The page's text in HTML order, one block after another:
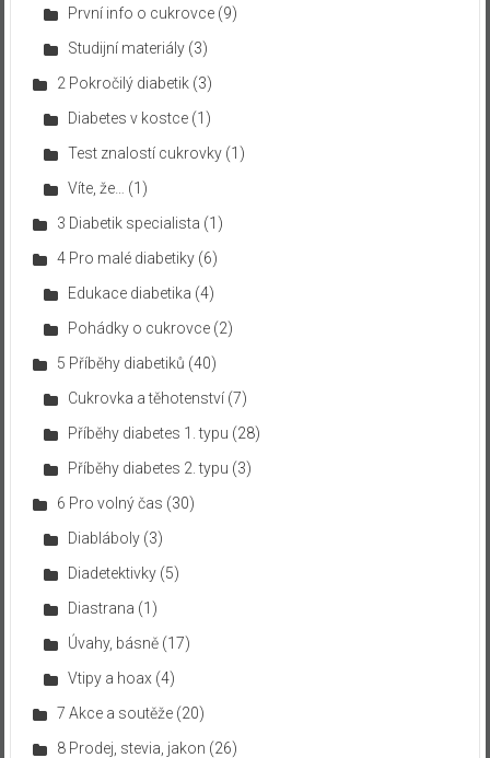
První info o cukrovce(9)
Studijní materiály(3)
2 Pokročilý diabetik(3)
Diabetes v kostce(1)
Test znalostí cukrovky(1)
Víte, že…
(1)
3 Diabetik specialista (1)
4 Pro malé diabetiky(6)
Edukace diabetika (4)
Pohádky o cukrovce(2)
5 Příběhy diabetiků (40)
Cukrovka a těhotenství(7)
Příběhy diabetes 1. typu (28)
Příběhy diabetes 2. typu (3)
6 Pro volný čas (30)
Diabláboly(3)
Diadetektivky(5)
Diastrana (1)
Úvahy, básně(17)
Vtipy a hoax (4)
7 Akce a soutěže(20)
8 Prodej, stevia, jakon (26)